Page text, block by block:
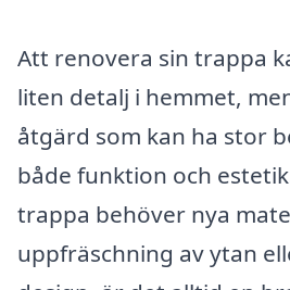
Att renovera sin trappa
liten detalj i hemmet,
åtgärd som kan ha stor
både funktion och
trappa behöver nya
uppfräschning av ytan